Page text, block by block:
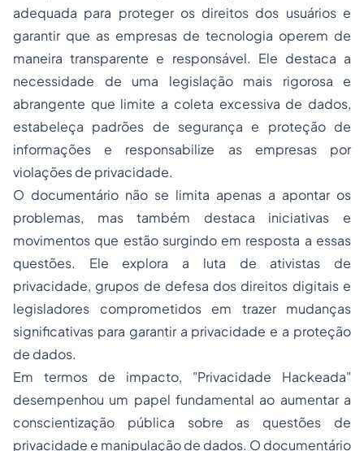
adequada para proteger os direitos dos usuários e
garantir que as empresas de tecnologia operem de
maneira transparente e responsável. Ele destaca a
necessidade de uma legislação mais rigorosa e
abrangente que limite a coleta excessiva de dados,
estabeleça padrões de segurança e proteção de
informações e responsabilize as empresas por
violações de privacidade.
O documentário não se limita apenas a apontar os
problemas, mas também destaca iniciativas e
movimentos que estão surgindo em resposta a essas
questões. Ele explora a luta de ativistas de
privacidade, grupos de defesa dos direitos digitais e
legisladores comprometidos em trazer mudanças
significativas para garantir a privacidade e a proteção
de dados.
Em termos de impacto, "Privacidade Hackeada"
desempenhou um papel fundamental ao aumentar a
conscientização pública sobre as questões de
privacidade e manipulação de dados. O documentário